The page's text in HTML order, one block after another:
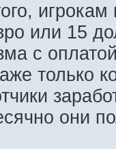
или 15
с
только
они